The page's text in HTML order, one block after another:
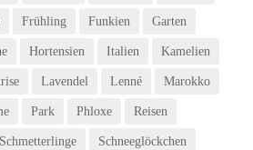
Frühling Funkien Garten
Hortensien Italien Kamelien
Lavendel Lenné Marokko
Park Phloxe Reisen
Schmetterlinge Schneeglöckchen